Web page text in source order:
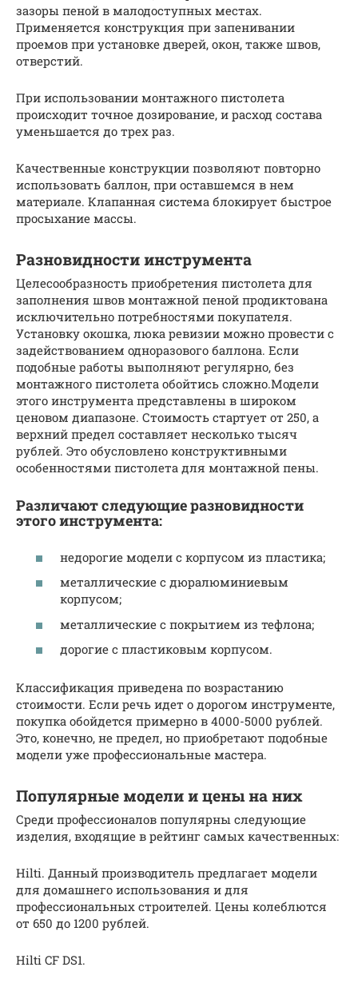
зазоры пеной в малодоступных местах.
Применяется конструкция при запенивании
проемов при установке дверей, окон, также швов,
отверстий.
При использовании монтажного пистолета
происходит точное дозирование, и расход состава
уменьшается до трех раз.
Качественные конструкции позволяют повторно
использовать баллон, при оставшемся в нем
материале. Клапанная система блокирует быстрое
просыхание массы.
Разновидности инструмента
Целесообразность приобретения пистолета для
заполнения швов монтажной пеной продиктована
исключительно потребностями покупателя.
Установку окошка, люка ревизии можно провести с
задействованием одноразового баллона. Если
подобные работы выполняют регулярно, без
монтажного пистолета обойтись сложно.Модели
этого инструмента представлены в широком
ценовом диапазоне. Стоимость стартует от 250, а
верхний предел составляет несколько тысяч
рублей. Это обусловлено конструктивными
особенностями пистолета для монтажной пены.
Различают следующие разновидности
этого инструмента:
недорогие модели с корпусом из пластика;
металлические с дюралюминиевым
корпусом;
металлические с покрытием из тефлона;
дорогие с пластиковым корпусом.
Классификация приведена по возрастанию
стоимости. Если речь идет о дорогом инструменте,
покупка обойдется примерно в 4000-5000 рублей.
Это, конечно, не предел, но приобретают подобные
модели уже профессиональные мастера.
Популярные модели и цены на них
Среди профессионалов популярны следующие
изделия, входящие в рейтинг самых качественных:
Hilti. Данный производитель предлагает модели
для домашнего использования и для
профессиональных строителей. Цены колеблются
от 650 до 1200 рублей.
Hilti CF DS1.